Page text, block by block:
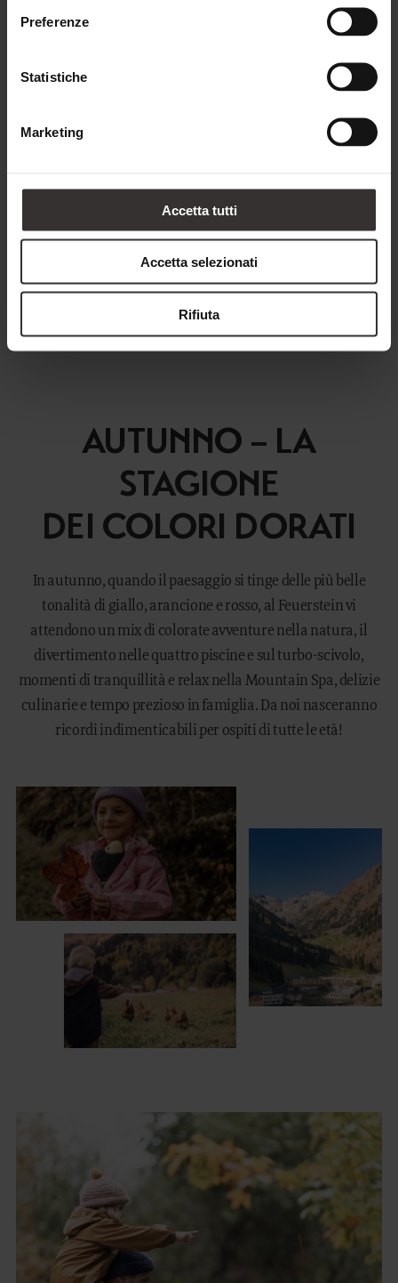
Preferenze
Statistiche
Marketing
Accetta tutti
Accetta selezionati
Rifiuta
Che si desideri immergere i piedi nel laghetto balneabile o
tuffarsi in piscina, l'acqua in estate è magnifica per una
bella rinfrescata.
AUTUNNO – LA
STAGIONE
DEI COLORI DORATI
In autunno, quando il paesaggio si tinge delle più belle
tonalità di giallo, arancione e rosso, al Feuerstein vi
attendono un mix di colorate avventure nella natura, il
divertimento nelle quattro piscine e sul turbo-scivolo,
momenti di tranquillità e relax nella Mountain Spa, delizie
culinarie e tempo prezioso in famiglia. Da noi nasceranno
ricordi indimenticabili per ospiti di tutte le età!